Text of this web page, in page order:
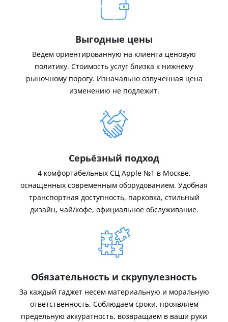
Выгодные цены
Ведем ориентированную на клиента ценовую
политику. Стоимость услуг близка к нижнему
рыночному порогу. Изначально озвученная цена
изменению не подлежит.
Серьёзный подход
4 комфортабельных СЦ Apple №1 в Москве,
оснащенных современным оборудованием. Удобная
транспортная доступность, парковка, стильный
дизайн, чай/кофе, официальное обслуживание.
Обязательность и скрупулезность
За каждый гаджет несем материальную и моральную
ответственность. Соблюдаем сроки, проявляем
предельную аккуратность, возвращаем в ваши руки